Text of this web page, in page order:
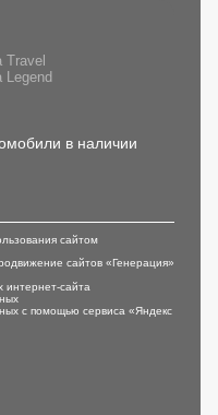
Travel
Legend
в наличии
сайтом
сайтов «Генерация»
интернет-сайта
с помощью сервиса «Яндекс